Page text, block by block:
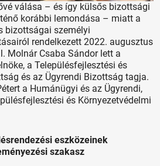
válása – és így külsős bizottsági
korábbi lemondása – miatt a
bizottságai személyi
rendelkezett 2022. augusztus
Molnár Csaba Sándor lett a
a Településfejlesztési és
és az Ügyrendi Bizottság tagja.
a Humánügyi és az Ügyrendi,
és Környezetvédelmi
eszközeinek
szakasz